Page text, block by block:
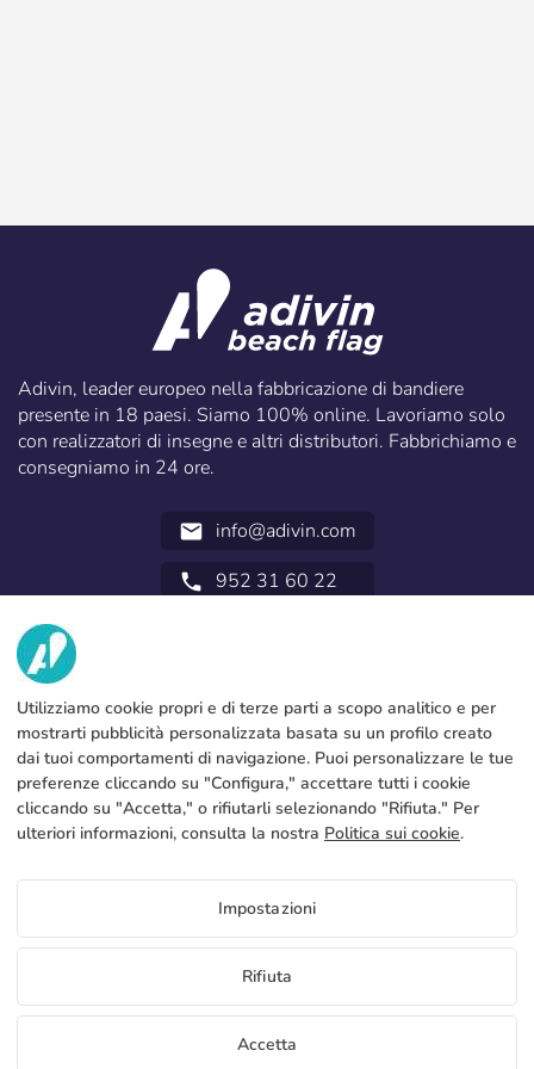
Prezzi Mini Fly Banners
Se vuoi conoscere i prezzi di Mini Fly Banners accedere al
Vedi prezzo per i distributori
Adivin, leader europeo nella fabbricazione di bandiere
presente in 18 paesi. Siamo 100% online. Lavoriamo solo
con realizzatori di insegne e altri distributori. Fabbrichiamo e
consegniamo in 24 ore.
email info@adivin.com
call 952 31 60 22
NOI
Contatto
Blog
Metodi di pagamento
Produzione e spedizione
FAQs
NOTA LEGALE
Avviso legale
Termini e condizioni generali
Politica sull’uso dei cookies
Politica sulla privacy
IT
C/ Generación 46-48 P.I. La Huertecilla 29196 Málaga Spagna | S.A CIF
Utilizziamo cookie propri e di terze parti a scopo analitico e per
mostrarti pubblicità personalizzata basata su un profilo creato
dai tuoi comportamenti di navigazione. Puoi personalizzare le tue
preferenze cliccando su "Configura," accettare tutti i cookie
cliccando su "Accetta," o rifiutarli selezionando "Rifiuta." Per
ulteriori informazioni, consulta la nostra Politica sui cookie.
Impostazioni
Rifiuta
Accetta